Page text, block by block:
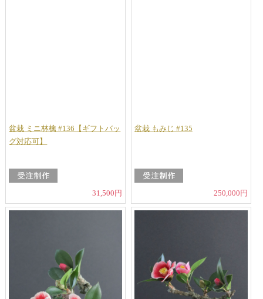
盆栽 ミニ林檎 #136【ギフトバッ
グ対応可】
31,500円
盆栽 もみじ #135
250,000円